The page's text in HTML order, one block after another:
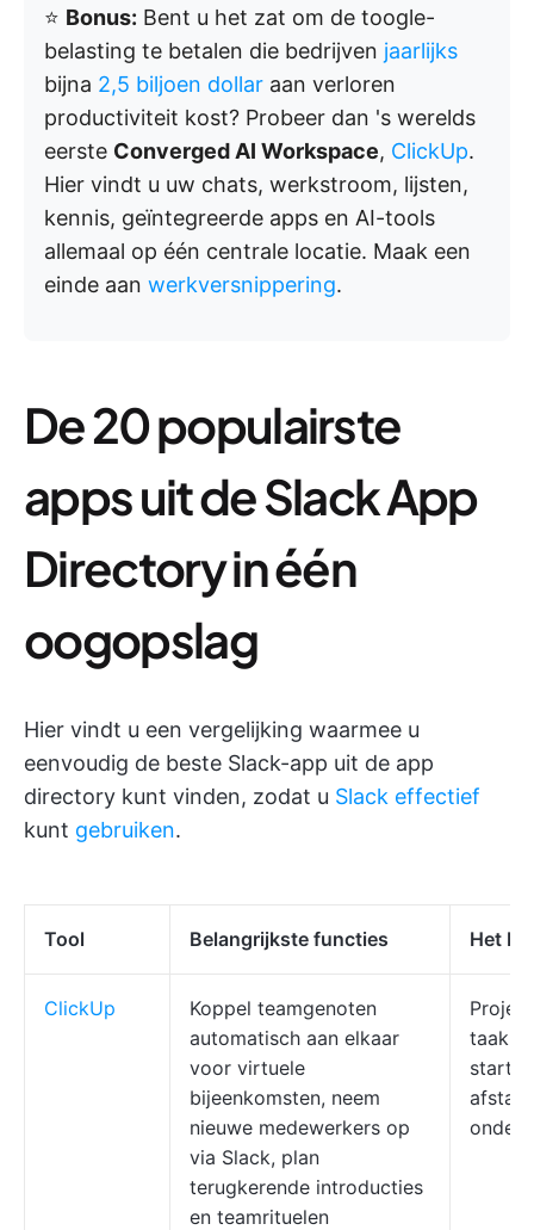
⭐️ Bonus: Bent u het zat om de toogle-
belasting te betalen die bedrijven jaarlijks
bijna 2,5 biljoen dollar aan verloren
productiviteit kost? Probeer dan 's werelds
eerste Converged AI Workspace, ClickUp.
Hier vindt u uw chats, werkstroom, lijsten,
kennis, geïntegreerde apps en AI-tools
allemaal op één centrale locatie. Maak een
einde aan werkversnippering.
De 20 populairste
apps uit de Slack App
Directory in één
oogopslag
Hier vindt u een vergelijking waarmee u
eenvoudig de beste Slack-app uit de app
directory kunt vinden, zodat u Slack effectief
kunt gebruiken.
Tool Belangrijkste functies Het
ClickUp
Koppel teamgenoten
automatisch aan elkaar
voor virtuele
bijeenkomsten, neem
nieuwe medewerkers op
via Slack, plan
terugkerende introducties
en teamrituelen